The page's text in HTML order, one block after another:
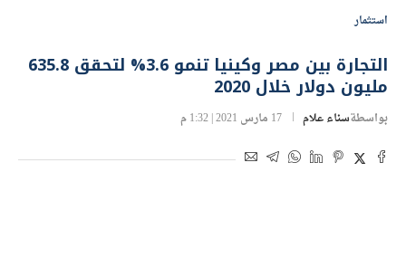
استثمار
التجارة بين مصر وكينيا تنمو 3.6% لتحقق 635.8
مليون دولار خلال 2020
بواسطةسناء علام 17 مارس 2021 | 1:32 م